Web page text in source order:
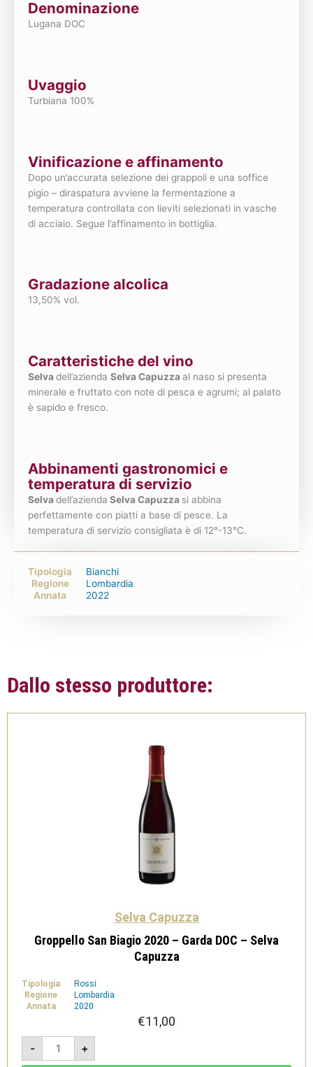
Denominazione
Lugana DOC
Uvaggio
Turbiana 100%
Vinificazione e affinamento
Dopo un’accurata selezione dei grappoli e una soffice
pigio – diraspatura avviene la fermentazione a
temperatura controllata con lieviti selezionati in vasche
di acciaio. Segue l’affinamento in bottiglia.
Gradazione alcolica
13,50% vol.
Caratteristiche del vino
Selva dell’azienda Selva Capuzza al naso si presenta
minerale e fruttato con note di pesca e agrumi; al palato
è sapido e fresco.
Abbinamenti gastronomici e
temperatura di servizio
Selva dell’azienda Selva Capuzza si abbina
perfettamente con piatti a base di pesce. La
temperatura di servizio consigliata è di 12°-13°C.
Tipologia
Bianchi
Regione
Lombardia
Annata
2022
Dallo stesso produttore:
Selva Capuzza
Groppello San Biagio 2020 – Garda DOC – Selva
Capuzza
Tipologia
Rossi
Regione
Lombardia
Annata
2020
€11,00
-
Groppello
San
Biagio
+